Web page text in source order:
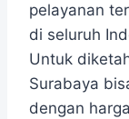
pelayanan
di seluruh
Untuk
Surabaya
dengan